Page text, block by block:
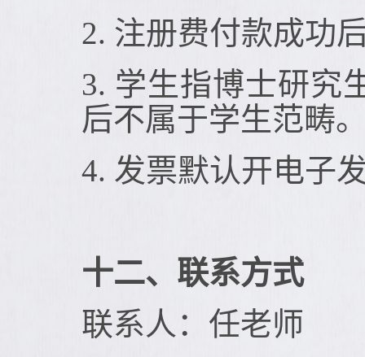
2. 注册费付款成功
3. 学生指博士研究
后不属于学生范畴
4. 发票默认开电子
十二、联系方式
联系人：任老师